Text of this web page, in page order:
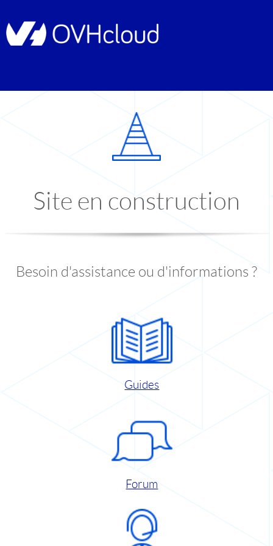
Site en construction
Besoin d'assistance ou d'informations ?
Guides
Forum